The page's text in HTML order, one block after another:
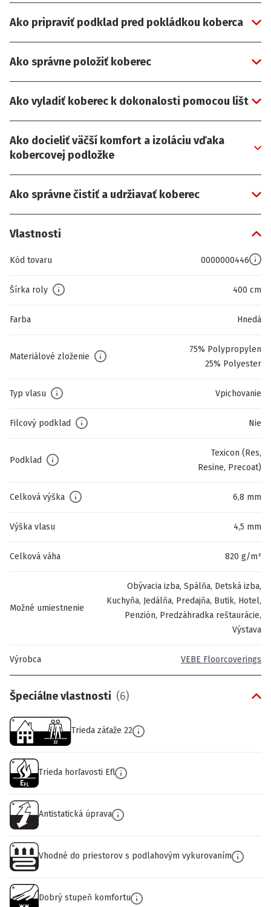
Ako pripraviť podklad pred pokládkou koberca
Ako správne položiť koberec
Ako vyladiť koberec k dokonalosti pomocou líšt
Ako docieliť väčší komfort a izoláciu vďaka
kobercovej podložke
Ako správne čistiť a udržiavať koberec
Vlastnosti
Kód tovaru 0000000446
Šírka roly 400 cm
Farba Hnedá
Materiálové zloženie
75% Polypropylen
25% Polyester
Typ vlasu Vpichovanie
Filcový podklad Nie
Podklad
Texicon (Res,
Resine, Precoat)
Celková výška 6,8 mm
Výška vlasu 4,5 mm
Celková váha 820 g/m²
Možné umiestnenie
Obývacia izba, Spálňa, Detská izba,
Kuchyňa, Jedálňa, Predajňa, Butik, Hotel,
Penzión, Predzáhradka reštaurácie,
Výstava
Výrobca VEBE Floorcoverings
Špeciálne vlastnosti (6)
Trieda záťaže 22
Trieda horľavosti Efl
Antistatická úprava
Vhodné do priestorov s podlahovým vykurovaním
Dobrý stupeň komfortu